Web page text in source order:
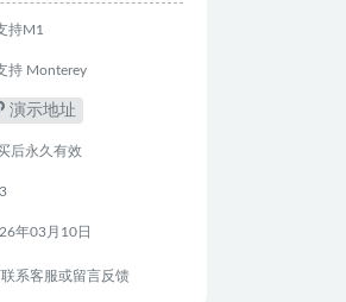
持M1
持 Monterey
演示地址
后永久有效
年03月10日
系客服或留言反馈